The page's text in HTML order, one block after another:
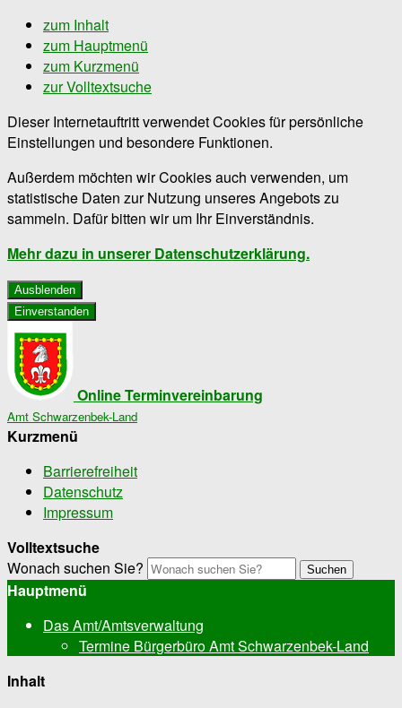
zum Inhalt
zum Hauptmenü
zum Kurzmenü
zur Volltextsuche
Dieser Internetauftritt verwendet Cookies für persönliche
Einstellungen und besondere Funktionen.
Außerdem möchten wir Cookies auch verwenden, um
statistische Daten zur Nutzung unseres Angebots zu
sammeln. Dafür bitten wir um Ihr Einverständnis.
Mehr dazu in unserer Datenschutzerklärung.
Ausblenden
Einverstanden
Online Terminvereinbarung
Amt Schwarzenbek-Land
Kurzmenü
Barrierefreiheit
Datenschutz
Impressum
Volltextsuche
Wonach suchen Sie?
Suchen
Hauptmenü
Das Amt/Amtsverwaltung
Termine Bürgerbüro Amt Schwarzenbek-Land
Inhalt